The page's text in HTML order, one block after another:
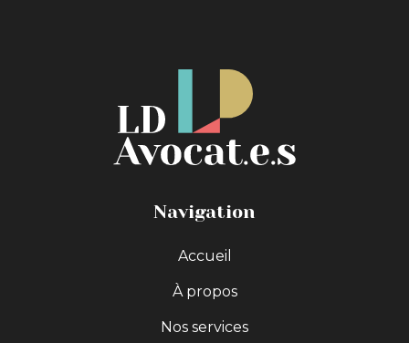
Navigation
Accueil
À propos
Nos services